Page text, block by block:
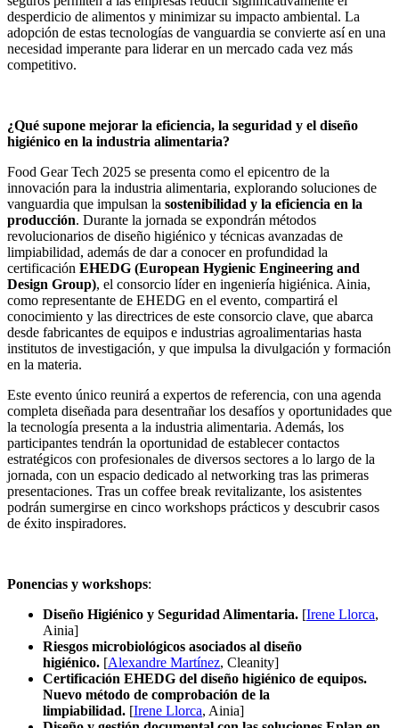
desperdicio de alimentos y minimizar su impacto ambiental. La
adopción de estas tecnologías de vanguardia se convierte así en una
necesidad imperante para liderar en un mercado cada vez más
competitivo.
¿Qué supone mejorar la eficiencia, la seguridad y el diseño
higiénico en la industria alimentaria?
Food Gear Tech 2025 se presenta como el epicentro de la
innovación para la industria alimentaria, explorando soluciones de
vanguardia que impulsan la sostenibilidad y la eficiencia en la
producción. Durante la jornada se expondrán métodos
revolucionarios de diseño higiénico y técnicas avanzadas de
limpiabilidad, además de dar a conocer en profundidad la
certificación EHEDG (European Hygienic Engineering and
Design Group), el consorcio líder en ingeniería higiénica. Ainia,
como representante de EHEDG en el evento, compartirá el
conocimiento y las directrices de este consorcio clave, que abarca
desde fabricantes de equipos e industrias agroalimentarias hasta
institutos de investigación, y que impulsa la divulgación y formación
en la materia.
Este evento único reunirá a expertos de referencia, con una agenda
completa diseñada para desentrañar los desafíos y oportunidades que
la tecnología presenta a la industria alimentaria. Además, los
participantes tendrán la oportunidad de establecer contactos
estratégicos con profesionales de diversos sectores a lo largo de la
jornada, con un espacio dedicado al networking tras las primeras
presentaciones. Tras un coffee break revitalizante, los asistentes
podrán sumergirse en cinco workshops prácticos y descubrir casos
de éxito inspiradores.
Ponencias y workshops:
Diseño Higiénico y Seguridad Alimentaria. [Irene Llorca,
Ainia]
Riesgos microbiológicos asociados al diseño
higiénico. [Alexandre Martínez, Cleanity]
Certificación EHEDG del diseño higiénico de equipos.
Nuevo método de comprobación de la
limpiabilidad. [Irene Llorca, Ainia]